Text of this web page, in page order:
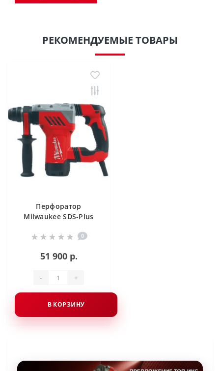
РЕКОМЕНДУЕМЫЕ ТОВАРЫ
Перфоратор
Milwaukee SDS-Plus
0
51 900 р.
- +
В КОРЗИНУ